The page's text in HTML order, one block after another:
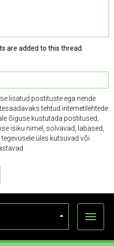
are added to this thread.
lisatud postituste ega nende
tehtud internetilehtede
õiguse kustutada postitused,
isiku nimel, solvavad, labased,
üles kutsuvad või
Show